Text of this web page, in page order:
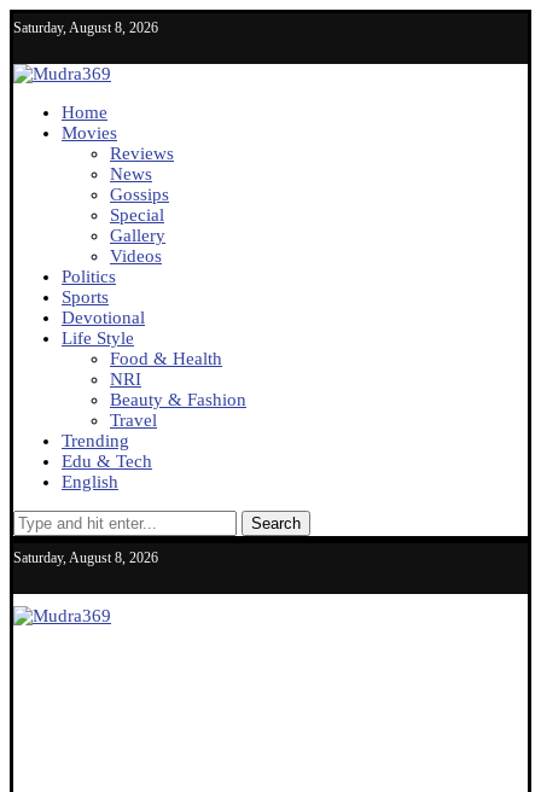
Saturday, August 8, 2026
Home
Movies
Reviews
News
Gossips
Special
Gallery
Videos
Politics
Sports
Devotional
Life Style
Food & Health
NRI
Beauty & Fashion
Travel
Trending
Edu & Tech
English
Search
Saturday, August 8, 2026